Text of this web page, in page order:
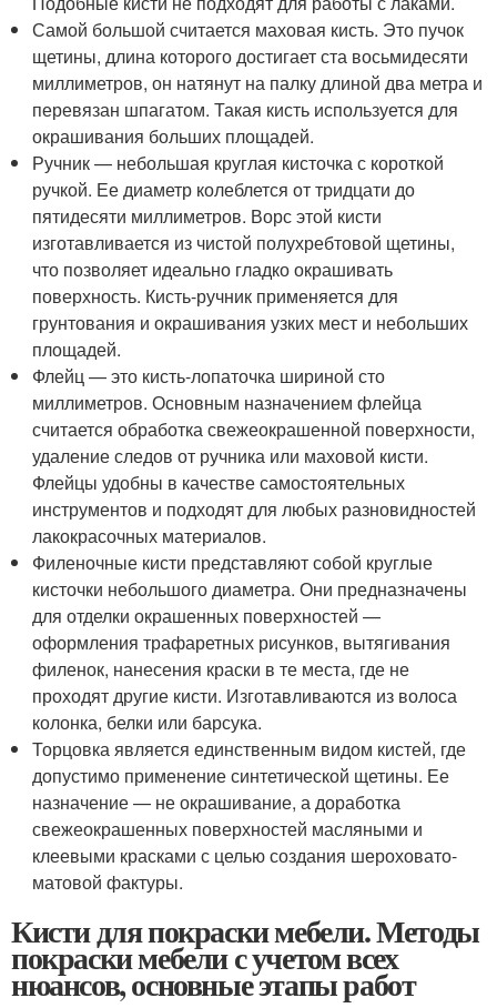
Самой большой считается маховая кисть. Это пучок
щетины, длина которого достигает ста восьмидесяти
миллиметров, он натянут на палку длиной два метра и
перевязан шпагатом. Такая кисть используется для
окрашивания больших площадей.
Ручник — небольшая круглая кисточка с короткой
ручкой. Ее диаметр колеблется от тридцати до
пятидесяти миллиметров. Ворс этой кисти
изготавливается из чистой полухребтовой щетины,
что позволяет идеально гладко окрашивать
поверхность. Кисть-ручник применяется для
грунтования и окрашивания узких мест и небольших
площадей.
Флейц — это кисть-лопаточка шириной сто
миллиметров. Основным назначением флейца
считается обработка свежеокрашенной поверхности,
удаление следов от ручника или маховой кисти.
Флейцы удобны в качестве самостоятельных
инструментов и подходят для любых разновидностей
лакокрасочных материалов.
Филеночные кисти представляют собой круглые
кисточки небольшого диаметра. Они предназначены
для отделки окрашенных поверхностей —
оформления трафаретных рисунков, вытягивания
филенок, нанесения краски в те места, где не
проходят другие кисти. Изготавливаются из волоса
колонка, белки или барсука.
Торцовка является единственным видом кистей, где
допустимо применение синтетической щетины. Ее
назначение — не окрашивание, а доработка
свежеокрашенных поверхностей масляными и
клеевыми красками с целью создания шероховато-
матовой фактуры.
Кисти для покраски мебели. Методы
покраски мебели с учетом всех
нюансов, основные этапы работ